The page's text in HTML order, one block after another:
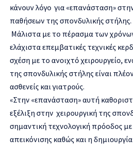
κάνουν λόγο για «επανάσταση»
παθήσεων της σπονδυλικής στήλης.
Μάλιστα με το πέρασμα των
ελάχιστα επεμβατικές τεχνικές
σχέση με το ανοιχτό χειρουργείο,
της σπονδυλικής στήλης είναι
ασθενείς και γιατρούς.
«Στην «επανάσταση» αυτή
εξέλιξη στην χειρουργική της
σημαντική τεχνολογική πρόοδος με
απεικόνισης καθώς και η